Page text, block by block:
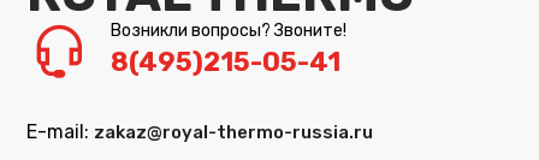
Возникли вопросы? Звоните!
8(495)215-05-41
E-mail: zakaz@royal-thermo-russia.ru